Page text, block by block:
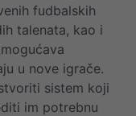
fudbalskih
talenata, kao i
u nove igrače.
sistem koji
im potrebnu